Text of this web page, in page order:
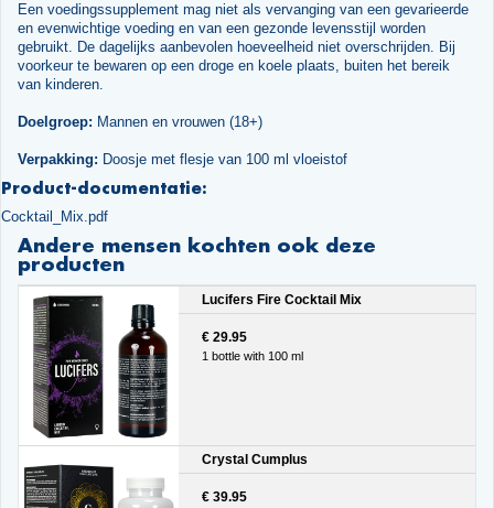
Een voedingssupplement mag niet als vervanging van een gevarieerde
en evenwichtige voeding en van een gezonde levensstijl worden
gebruikt. De dagelijks aanbevolen hoeveelheid niet overschrijden. Bij
voorkeur te bewaren op een droge en koele plaats, buiten het bereik
van kinderen.
Doelgroep: Mannen en vrouwen (18+)
Verpakking: Doosje met flesje van 100 ml vloeistof
Product-documentatie:
Cocktail_Mix.pdf
Andere mensen kochten ook deze
producten
Lucifers Fire Cocktail Mix
€ 29.95
1 bottle with 100 ml
Crystal Cumplus
€ 39.95